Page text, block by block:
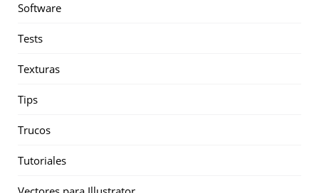
Software
Tests
Texturas
Tips
Trucos
Tutoriales